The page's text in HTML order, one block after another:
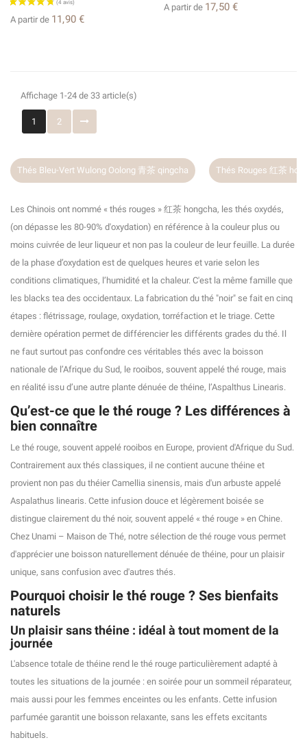
(3 avis)
A partir de 11,90 €
A partir de 17,50 €
Affichage 1-24 de 33 article(s)
1 2
Thés Rouges 红茶 hongcha (les "noirs" Chinois) Thés Jaunes 黄茶
Les Chinois ont nommé « thés rouges » 红茶 hongcha, les thés oxydés,
(on dépasse les 80-90% d'oxydation) en référence à la couleur plus ou
moins cuivrée de leur liqueur et non pas la couleur de leur feuille. La durée
de la phase d’oxydation est de quelques heures et varie selon les
conditions climatiques, l’humidité et la chaleur. C'est la même famille que
les blacks tea des occidentaux. La fabrication du thé "noir" se fait en cinq
étapes : flétrissage, roulage, oxydation, torréfaction et le triage. Cette
dernière opération permet de différencier les différents grades du thé. Il
ne faut surtout pas confondre ces véritables thés avec la boisson
nationale de l’Afrique du Sud, le rooibos, souvent appelé thé rouge, mais
en réalité issu d’une autre plante dénuée de théine, l’Aspalthus Linearis.
Qu’est-ce que le thé rouge ? Les différences à
bien connaître
Le thé rouge, souvent appelé rooibos en Europe, provient d'Afrique du Sud.
Contrairement aux thés classiques, il ne contient aucune théine et
provient non pas du théier Camellia sinensis, mais d'un arbuste appelé
Aspalathus linearis. Cette infusion douce et légèrement boisée se
distingue clairement du thé noir, souvent appelé « thé rouge » en Chine.
Chez Unami – Maison de Thé, notre sélection de thé rouge vous permet
d'apprécier une boisson naturellement dénuée de théine, pour un plaisir
unique, sans confusion avec d'autres thés.
Pourquoi choisir le thé rouge ? Ses bienfaits
naturels
Un plaisir sans théine : idéal à tout moment de la
journée
L'absence totale de théine rend le thé rouge particulièrement adapté à
toutes les situations de la journée : en soirée pour un sommeil réparateur,
mais aussi pour les femmes enceintes ou les enfants. Cette infusion
parfumée garantit une boisson relaxante, sans les effets excitants
habituels.